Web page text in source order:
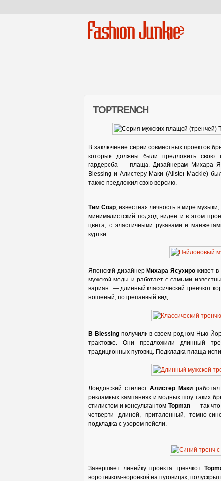
Fashion Junkie
TOPTRENCH
В заключение серии совместных проектов
которые должны были предложить свою
гардероба — плаща. Дизайнерам Михара
Blessing и Алистеру Маки (Alister Mackie)
также предложил свою версию.
Тим Соар, известная личность в мире
минималистский подход виден и в этом
цвета, с эластичными рукавами и
куртки.
Японский дизайнер Михара Ясухироживет в
мужской моды и работает с самыми
вариант — длинный классический тренчкот
ношеный, потрепанный вид.
B Blessingполучили в своем родном Нью-
трактовке. Они предложили длинный
традиционных пуговиц. Подкладка плаща
Лондонский стилист Алистер Макиработал
рекламных кампаниях и модных шоу таких
стилистом и консультантомTopman — так что
четверти длиной, приталенный, темно-
подкладка с узором пейсли.
Завершает линейку проекта тренчкот
воротником-воронкой на пуговицах,